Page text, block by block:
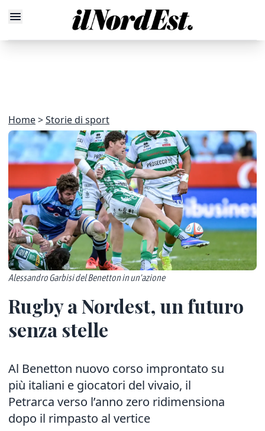
Home Storie di sport
Alessandro Garbisi del Benetton in un'azione
Rugby a Nordest, un futuro
senza stelle
Al Benetton nuovo corso improntato su
più italiani e giocatori del vivaio, il
Petrarca verso l’anno zero ridimensiona
dopo il rimpasto al vertice